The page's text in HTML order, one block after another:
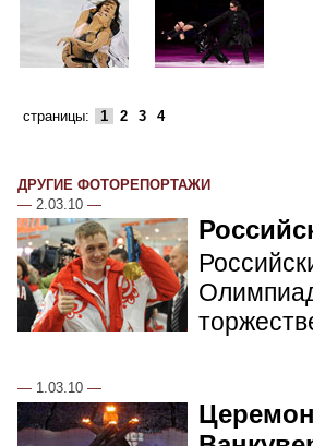
страницы: 1 2 3 4
ДРУГИЕ ФОТОРЕПОРТАЖИ
— 2.03.10 —
— 1.03.10 —